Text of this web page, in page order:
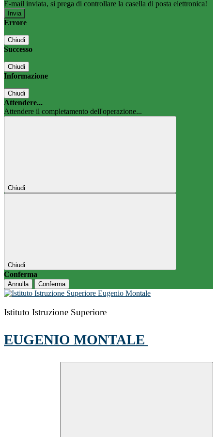
E-mail inviata, si prega di controllare la casella di posta elettronica!
Errore
Chiudi
Successo
Chiudi
Informazione
Chiudi
Attendere...
Attendere il completamento dell'operazione...
Chiudi
Chiudi
Conferma
Annulla Conferma
Istituto Istruzione Superiore
EUGENIO MONTALE